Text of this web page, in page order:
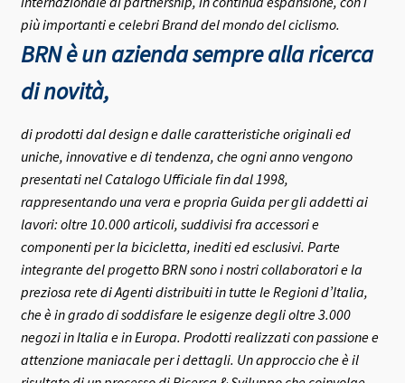
più importanti e celebri Brand del mondo del ciclismo.
BRN è un azienda sempre alla ricerca
di novità,
di prodotti dal design e dalle caratteristiche originali ed
uniche, innovative e di tendenza, che ogni anno vengono
presentati nel Catalogo Ufficiale fin dal 1998,
rappresentando una vera e propria Guida per gli addetti ai
lavori: oltre 10.000 articoli, suddivisi fra accessori e
componenti per la bicicletta, inediti ed esclusivi. Parte
integrante del progetto BRN sono i nostri collaboratori e la
preziosa rete di Agenti distribuiti in tutte le Regioni d’Italia,
che è in grado di soddisfare le esigenze degli oltre 3.000
negozi in Italia e in Europa. Prodotti realizzati con passione e
attenzione maniacale per i dettagli. Un approccio che è il